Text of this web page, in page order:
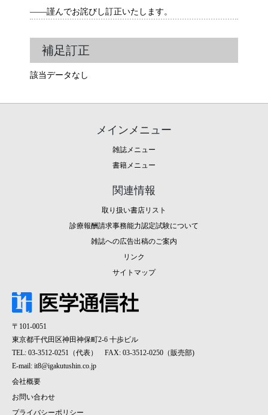
――謹んでお詫びし訂正いたします。
補足訂正
該当データなし
メインメニュー
雑誌メニュー
書籍メニュー
関連情報
取り扱い書店リスト
診療報酬請求事務能力認定試験について
雑誌への広告出稿のご案内
リンク
サイトマップ
〒101-0051
東京都千代田区神田神保町2-6 十歩ビル
TEL: 03-3512-0251（代表） FAX: 03-3512-0250（販売部)
E-mail: it8@igakutushin.co.jp
会社概要
お問い合わせ
プライバシーポリシー